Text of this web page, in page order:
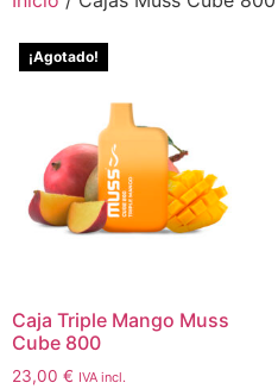
¡Agotado!
Caja Triple Mango Muss
Cube 800
23,00 € IVA incl.